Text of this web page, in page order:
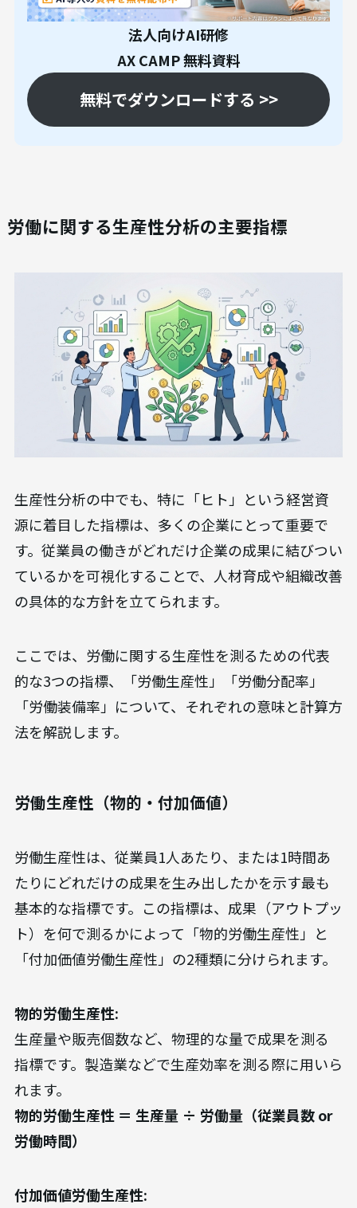
法人向けAI研修
AX CAMP 無料資料
無料でダウンロードする >>
労働に関する生産性分析の主要指標
生産性分析の中でも、特に「ヒト」という経営資
源に着目した指標は、多くの企業にとって重要で
す。従業員の働きがどれだけ企業の成果に結びつい
ているかを可視化することで、人材育成や組織改善
の具体的な方針を立てられます。
ここでは、労働に関する生産性を測るための代表
的な3つの指標、「労働生産性」「労働分配率」
「労働装備率」について、それぞれの意味と計算方
法を解説します。
労働生産性（物的・付加価値）
労働生産性は、従業員1人あたり、または1時間あ
たりにどれだけの成果を生み出したかを示す最も
基本的な指標です。この指標は、成果（アウトプッ
ト）を何で測るかによって「物的労働生産性」と
「付加価値労働生産性」の2種類に分けられます。
物的労働生産性:
生産量や販売個数など、物理的な量で成果を測る
指標です。製造業などで生産効率を測る際に用いら
れます。
物的労働生産性 ＝ 生産量 ÷ 労働量（従業員数 or
労働時間）
付加価値労働生産性: